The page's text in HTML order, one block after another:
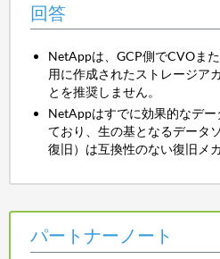
回答
NetAppは、GCP側でCVOま
用に作成されたストレージア
とを推奨しません。
NetAppはすでに効果的なデ
ており、生の基となるデータ
復旧）は互換性のない復旧メ
パートナーノート